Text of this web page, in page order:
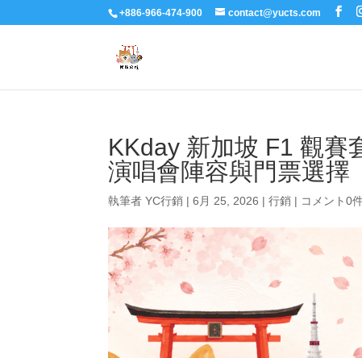
+886-966-474-900 contact@yucts.com
KKday 新加坡 F1 觀賽
演唱會陣容與門票選擇
執筆者YC行銷 |6月 25, 2026 |行銷 | コメント0